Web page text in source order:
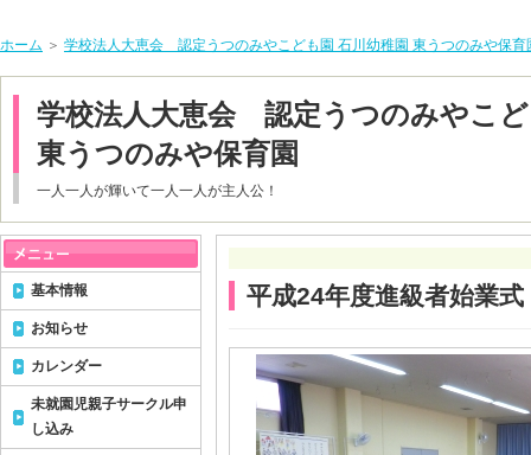
ホーム ＞ 学校法人大恵会 認定うつのみやこども園 石川幼稚園 東うつのみや保
学校法人大恵会 認定うつのみやこ
東うつのみや保育園
一人一人が輝いて一人一人が主人公！
平成24年度進級者始業式
基本情報
お知らせ
カレンダー
未就園児親子サークル申
し込み